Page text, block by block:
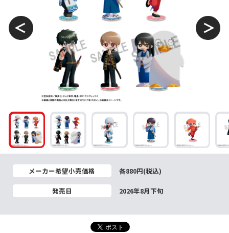
メーカー希望小売価格 各880円(税込)
発売日 2026年8月下旬